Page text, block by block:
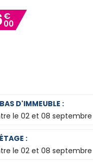
€
00
D'IMMEUBLE :
le02 et 08 septembre
:
le02 et 08 septembre